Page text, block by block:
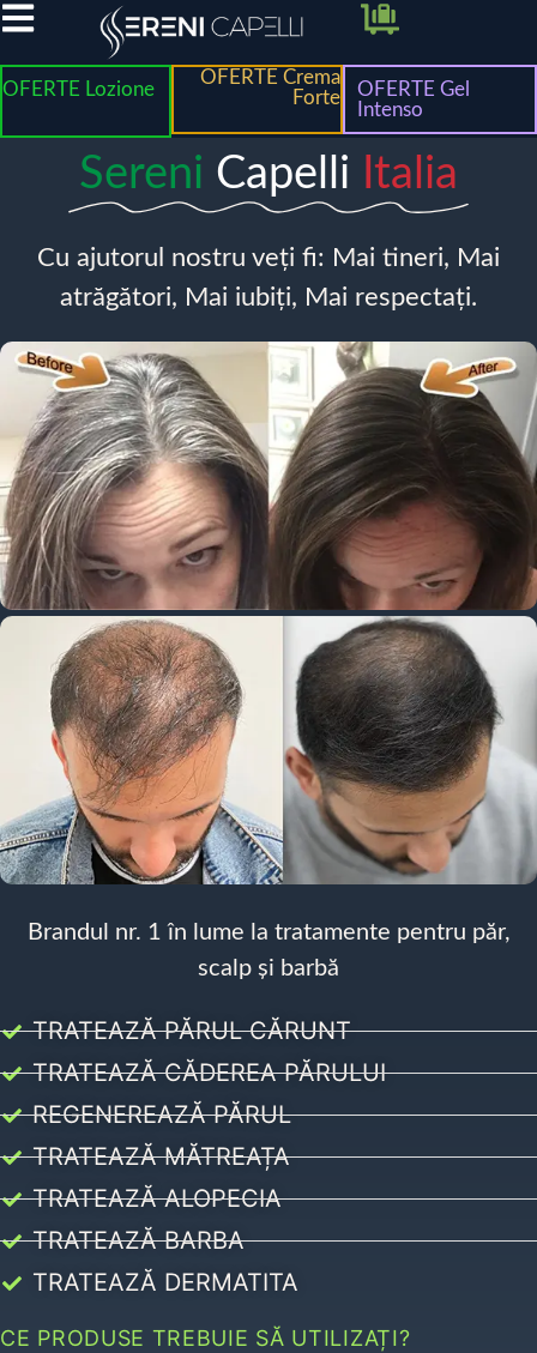
OFERTE Lozione
OFERTE Crema
Forte
OFERTE Gel
Intenso
Sereni Capelli Italia
Cu ajutorul nostru veți fi: Mai tineri, Mai
atrăgători, Mai iubiți, Mai respectați.
Brandul nr. 1 în lume la tratamente pentru păr,
scalp și barbă
TRATEAZĂ PĂRUL CĂRUNT
TRATEAZĂ CĂDEREA PĂRULUI
REGENEREAZĂ PĂRUL
TRATEAZĂ MĂTREAȚA
TRATEAZĂ ALOPECIA
TRATEAZĂ BARBA
TRATEAZĂ DERMATITA
CE PRODUSE TREBUIE SĂ UTILIZAȚI?